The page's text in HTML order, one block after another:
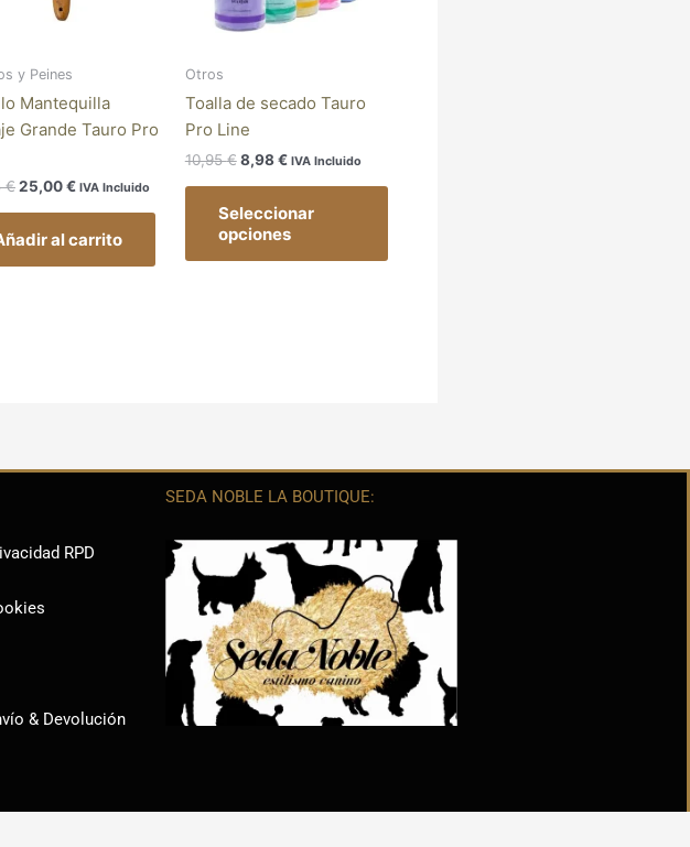
y Peines
Mantequilla
Grande Tauro Pro
€25,00€ IVA Incluido
al carrito
Otros
Toalla de secado Tauro
Pro Line
10,95€ 8,98€ IVA Incluido
Seleccionar
opciones
RPD
& Devolución
SEDA NOBLE LA BOUTIQUE: